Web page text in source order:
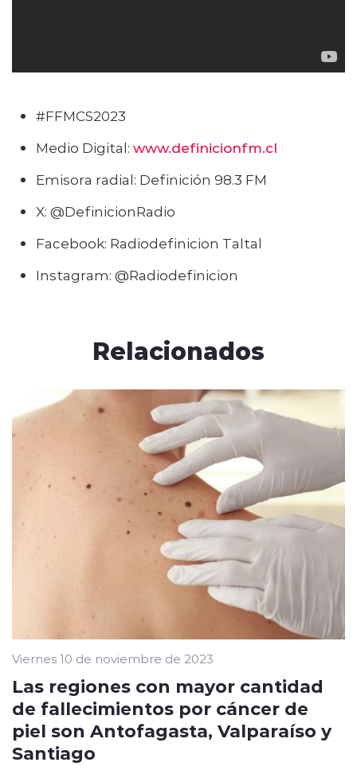
#FFMCS2023
Medio Digital: www.definicionfm.cl
Emisora radial: Definición 98.3 FM
X: @DefinicionRadio
Facebook: Radiodefinicion Taltal
Instagram: @Radiodefinicion
Relacionados
Viernes 10 de noviembre de 2023
Las regiones con mayor cantidad
de fallecimientos por cáncer de
piel son Antofagasta, Valparaíso y
Santiago